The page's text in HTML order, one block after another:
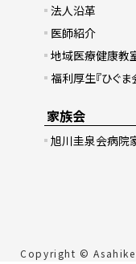
法人沿革
医師紹介
地域医療健康教
福利厚生『ひぐま
家族会
旭川圭泉会病院
Copyright ©